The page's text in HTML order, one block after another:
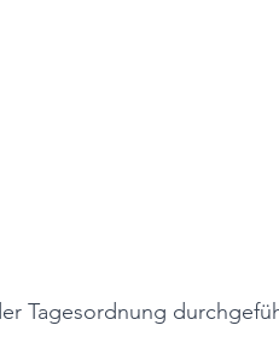
Tagesordnung